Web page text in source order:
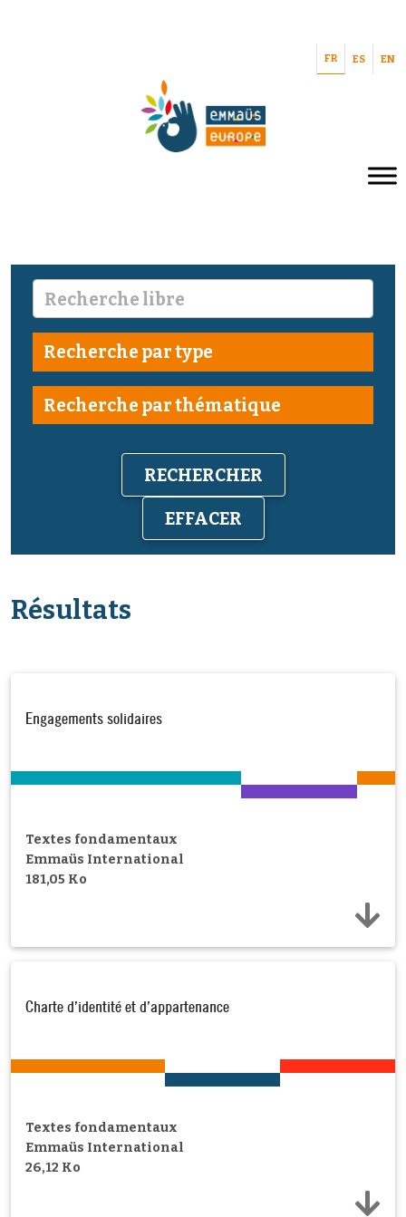
FR ES EN
EFFACER
Résultats
Engagements solidaires
Textes fondamentaux
Emmaüs International
181,05 Ko
Charte d’identité et d’appartenance
Textes fondamentaux
Emmaüs International
26,12 Ko